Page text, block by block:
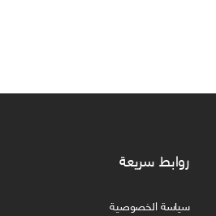
روابط سريعة
سياسة الخصوصية